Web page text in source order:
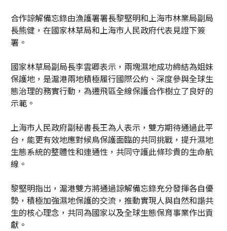
合作諒解備忘錄由漁護署署長黎堅明和上海市林業局副局
長熊健，在國家林草局和上海市人民政府代表見證下簽
署。
國家林草局副局長李雲卿表示，兩塊濕地成功締結為姐妹
保護地，是滬港兩地積極履行國際公約、深度參與全球生
態治理的務實行動，為遷飛區全線保護合作樹立了良好的
示範。
上海市人民政府副秘書長王為人表示，雙方期待通過此平
台，能更有效地應對候鳥保護面臨的共同挑戰，提升濕地
生態系統的整體性和連通性，共同守護此條珍貴的生命航
線。
黎堅明指出，滬港雙方將通過諒解備忘錄充分發揮各自優
勢，積極加強濕地保護的交流，推動實現人與自然和諧共
生的核心理念，共同為國家以及全球生態保育事業作出貢
獻。